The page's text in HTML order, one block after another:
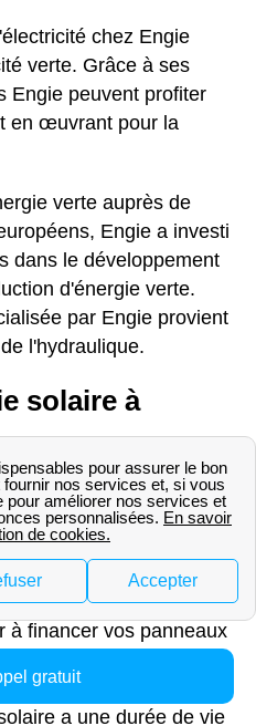
chez Engie
verte. Grâce à ses
Engie peuvent profiter
en œuvrant pour la
verte auprès de
Engie a investi
dans le développement
d'énergie verte.
par Engie provient
l'hydraulique.
solaire à
panneaux solaires sur
De nombreux facteurs
à en installer,
de 2091 heures par
de subventions
à financer vos panneaux
pour qu'il alimente le
a une durée de vie
gratuit